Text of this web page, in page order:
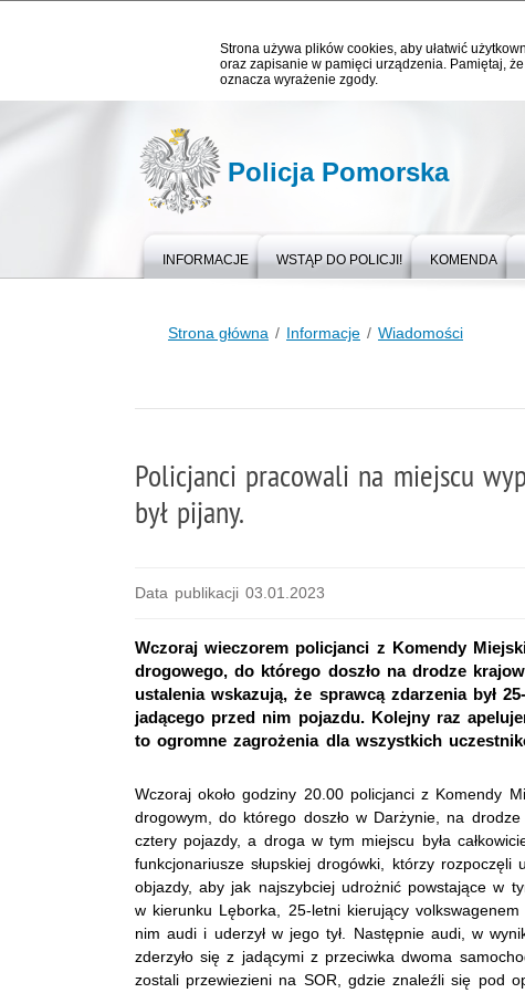
Strona używa plików cookies, aby ułatwić
oraz zapisanie w pamięci urządzenia. Pamiętaj,
oznacza wyrażenie zgody.
Policja Pomorska
INFORMACJE WSTĄP DO POLICJI! KOMENDA
Strona główna Informacje Wiadomości
Policjanci pracowali na miejscu
był pijany.
Data publikacji 03.01.2023
Wczoraj wieczorem policjanci z Komendy
drogowego, do którego doszło na drodze
ustalenia wskazują, że sprawcą zdarzenia był
jadącego przed nim pojazdu. Kolejny raz
to ogromne zagrożenia dla wszystkich
Wczoraj około godziny 20.00 policjanci z Komendy
drogowym, do którego doszło w Darżynie, na
cztery pojazdy, a droga w tym miejscu była
funkcjonariusze słupskiej drogówki, którzy
objazdy, aby jak najszybciej udrożnić powstające w
w kierunku Lęborka, 25-letni kierujący
nim audi i uderzył w jego tył. Następnie audi, w
zderzyło się z jadącymi z przeciwka dwoma
zostali przewiezieni na SOR, gdzie znaleźli się pod